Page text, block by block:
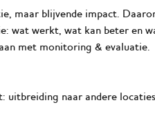
maar blijvende impact.
wat werkt, wat kan beter en
met monitoring & evaluatie.
uitbreiding naar andere